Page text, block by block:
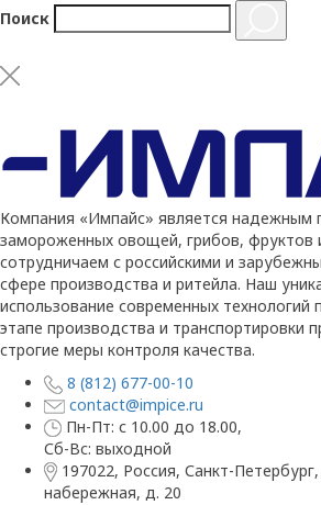
Поиск
Компания «Импайс» является надежным
замороженных овощей, грибов, фруктов
сотрудничаем с российскими и
сфере производства и ритейла. Наш
использование современных
этапе производства и транспортировки
строгие меры контроля качества.
8 (812) 677-00-10
contact@impice.ru
Пн-Пт: с 10.00 до 18.00,
Сб-Вс: выходной
197022, Россия, Санкт-
набережная, д. 20